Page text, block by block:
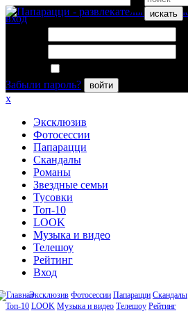
искать
вход
Забыли пароль?
войти
x
Эксклюзив
Фотосессии
Папарацци
Скандалы
Романы
Звездные семьи
Тусовки
Топ-10
LOOK
Музыка и видео
Телешоу
Рейтинг
Вход
Эксклюзив Фотосессии Папарацци Скандалы
Топ-10 LOOK Музыка и видео Телешоу Рейтинг